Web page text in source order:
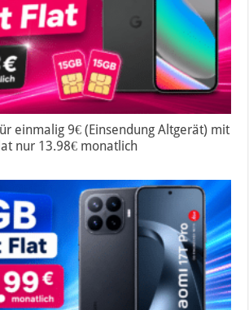
einmalig 9€ (Einsendung Altgerät) mit
nur 13.98€ monatlich